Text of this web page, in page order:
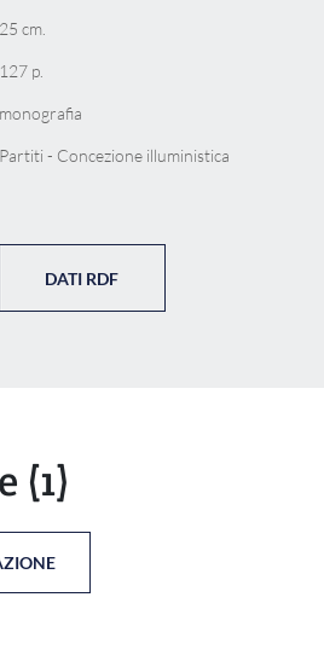
25 cm.
127 p.
monografia
Partiti - Concezione illuministica
DATI RDF
(1)